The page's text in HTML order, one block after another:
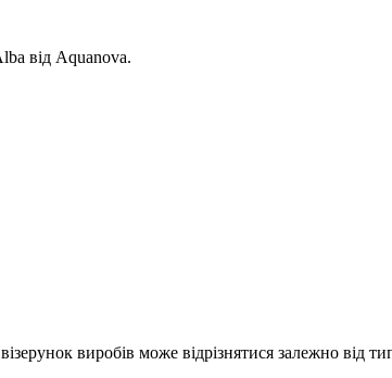
від Aquanova.
виробів може відрізнятися залежно від